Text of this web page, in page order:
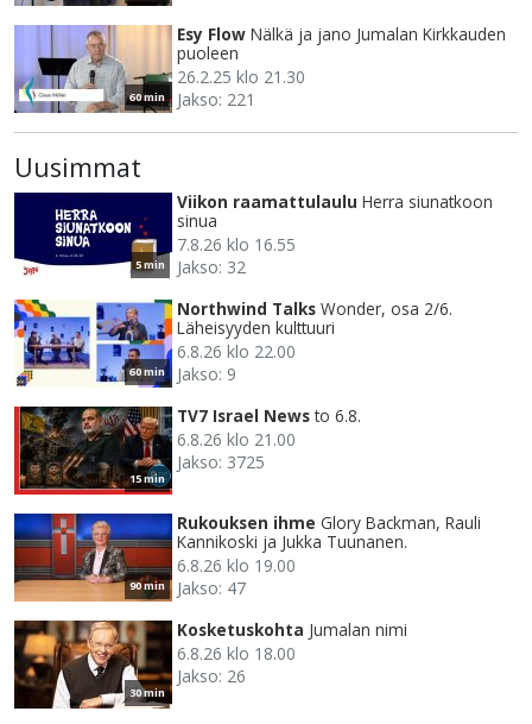
60 min
Esy Flow Nälkä ja jano Jumalan Kirkkauden
puoleen
26.2.25 klo 21.30
Jakso: 221
Uusimmat
5 min
Viikon raamattulaulu Herra siunatkoon
sinua
7.8.26 klo 16.55
Jakso: 32
60 min
Northwind Talks Wonder, osa 2/6.
Läheisyyden kulttuuri
6.8.26 klo 22.00
Jakso: 9
15 min
TV7 Israel News to 6.8.
6.8.26 klo 21.00
Jakso: 3725
90 min
Rukouksen ihme Glory Backman, Rauli
Kannikoski ja Jukka Tuunanen.
6.8.26 klo 19.00
Jakso: 47
30 min
Kosketuskohta Jumalan nimi
6.8.26 klo 18.00
Jakso: 26